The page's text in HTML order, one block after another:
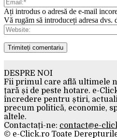
Ați introdus o adresă de e-mail
Vă rugăm să introduceți adresa dvs.
DESPRE NOI
Fii primul care află ultimele
țară și de peste hotare. e-
încredere pentru știri,
precum politică, economie,
altele.
Contactați-ne: contact@e-
© e-Click.ro Toate